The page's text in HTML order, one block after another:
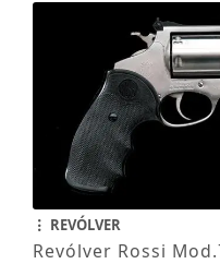
REVÓLVER
Revólver Rossi